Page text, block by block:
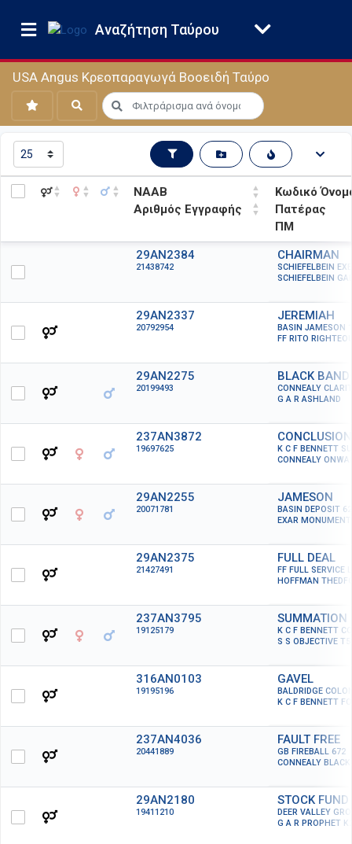
Αναζήτηση Ταύρου
USA Angus Κρεοπαραγωγά Βοοειδή Ταύρο
ΝΑΑΒ
Αριθμός Εγγραφής
Κωδικό
Πατέρας
ΠΜ
ΝΑΑΒ
Κωδικό
Πατέρας
ΠΜ
29AN2384
21438742
CHAIRMAN
SCHIEFELBEIN
SCHIEFELBEIN
29AN2337
20792954
JEREMIAH
BASIN JAMESON
FF RITO
29AN2275
20199493
BLACK
CONNEALY
G A R ASHLAND
237AN3872
19697625
CONCLUSION
K C F BENNETT
CONNEALY
29AN2255
20071781
JAMESON
BASIN DEPOSIT
EXAR
29AN2375
21427491
FULL DEAL
FF FULL SERVICE
HOFFMAN
237AN3795
19125179
SUMMATION
K C F BENNETT
S S OBJECTIVE
316AN0103
19195196
GAVEL
BALDRIDGE
K C F BENNETT
237AN4036
20441889
FAULT FREE
GB FIREBALL 672
CONNEALY
29AN2180
19411210
STOCK FUND
DEER VALLEY
G A R PROPHET